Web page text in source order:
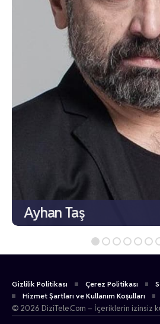
Ayhan Taş
Gizlilik Politikası Çerez Politikası
Hizmet Şartları ve Kullanım Koşulları
© 2026 DiziTele.Com – İçeriklerin izinsiz